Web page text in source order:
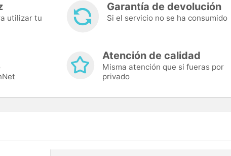
utilizar tu
Garantía de devolución
Si el servicio no se ha consumido
Atención de calidad
Misma atención que si fueras por
privado